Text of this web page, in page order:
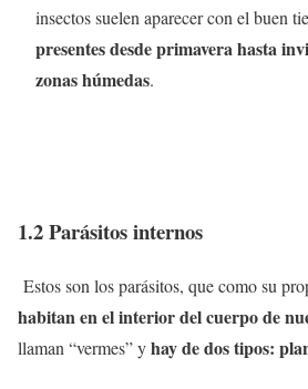
insectos suelen aparecer con el buen
presentes desde primavera hasta
zonas húmedas.
1.2 Parásitos internos
Estos son los parásitos, que como su
habitan en el interior del cuerpo de
llaman “vermes” yhay de dos tipos: